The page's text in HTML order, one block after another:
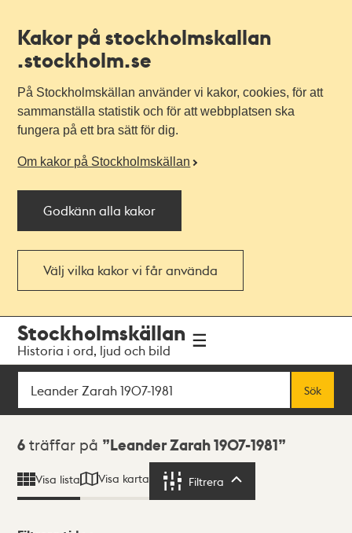
Kakor på stockholmskallan
.stockholm.se
På Stockholmskällan använder vi kakor, cookies, för att
sammanställa statistik och för att webbplatsen ska
fungera på ett bra sätt för dig.
Om kakor på Stockholmskällan
Godkänn alla kakor
Välj vilka kakor vi får använda
navigationen
huvudinnehållet
Stockholmskällan
Historia i ord, ljud och bild
Sök
Sök
Sökresultat
6 träffar på Leander Zarah 1907-1981
Visa lista Visa karta Filtrera